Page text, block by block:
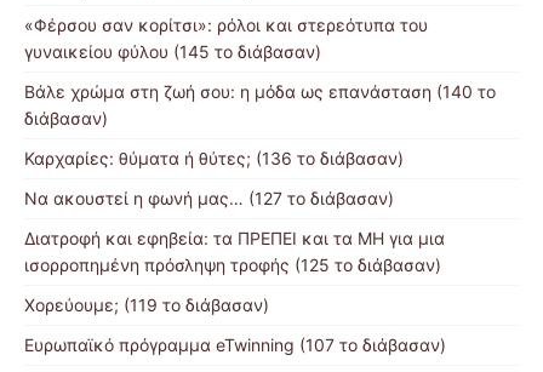
«Φέρσου σαν κορίτσι»: ρόλοι και στερεότυπα του
γυναικείου φύλου (145 το διάβασαν)
Βάλε χρώμα στη ζωή σου: η μόδα ως επανάσταση (140 το
διάβασαν)
Καρχαρίες: θύματα ή θύτες; (136 το διάβασαν)
Να ακουστεί η φωνή μας… (127 το διάβασαν)
Διατροφή και εφηβεία: τα ΠΡΕΠΕΙ και τα ΜΗ για μια
ισορροπημένη πρόσληψη τροφής (125 το διάβασαν)
Χορεύουμε; (119 το διάβασαν)
Ευρωπαϊκό πρόγραμμα eTwinning (107 το διάβασαν)